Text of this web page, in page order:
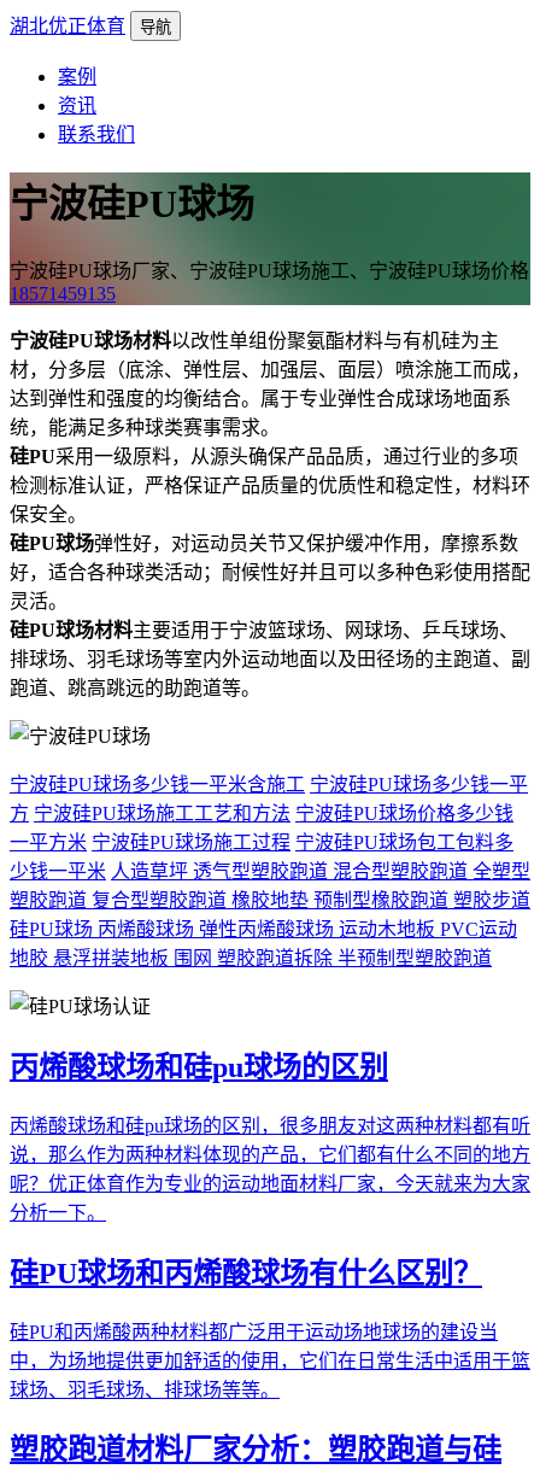
湖北优正体育 导航
案例
资讯
联系我们
宁波硅PU球场
宁波硅PU球场厂家、宁波硅PU球场施工、宁波硅PU球场价格
18571459135
宁波硅PU球场材料以改性单组份聚氨酯材料与有机硅为主
材，分多层（底涂、弹性层、加强层、面层）喷涂施工而成，
达到弹性和强度的均衡结合。属于专业弹性合成球场地面系
统，能满足多种球类赛事需求。
硅PU采用一级原料，从源头确保产品品质，通过行业的多项
检测标准认证，严格保证产品质量的优质性和稳定性，材料环
保安全。
硅PU球场弹性好，对运动员关节又保护缓冲作用，摩擦系数
好，适合各种球类活动；耐候性好并且可以多种色彩使用搭配
灵活。
硅PU球场材料主要适用于宁波篮球场、网球场、乒乓球场、
排球场、羽毛球场等室内外运动地面以及田径场的主跑道、副
跑道、跳高跳远的助跑道等。
宁波硅PU球场多少钱一平米含施工 宁波硅PU球场多少钱一平
方 宁波硅PU球场施工工艺和方法 宁波硅PU球场价格多少钱
一平方米 宁波硅PU球场施工过程 宁波硅PU球场包工包料多
少钱一平米 人造草坪 透气型塑胶跑道 混合型塑胶跑道 全塑型
塑胶跑道 复合型塑胶跑道 橡胶地垫 预制型橡胶跑道 塑胶步道
硅PU球场 丙烯酸球场 弹性丙烯酸球场 运动木地板 PVC运动
地胶 悬浮拼装地板 围网 塑胶跑道拆除 半预制型塑胶跑道
丙烯酸球场和硅pu球场的区别
丙烯酸球场和硅pu球场的区别，很多朋友对这两种材料都有听
说，那么作为两种材料体现的产品，它们都有什么不同的地方
呢？优正体育作为专业的运动地面材料厂家，今天就来为大家
分析一下。
硅PU球场和丙烯酸球场有什么区别？
硅PU和丙烯酸两种材料都广泛用于运动场地球场的建设当
中，为场地提供更加舒适的使用，它们在日常生活中适用于篮
球场、羽毛球场、排球场等等。
塑胶跑道材料厂家分析：塑胶跑道与硅